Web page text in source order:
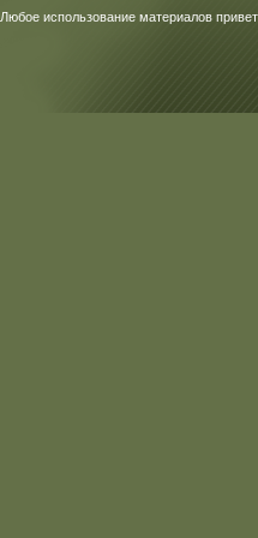
Любое использование материалов